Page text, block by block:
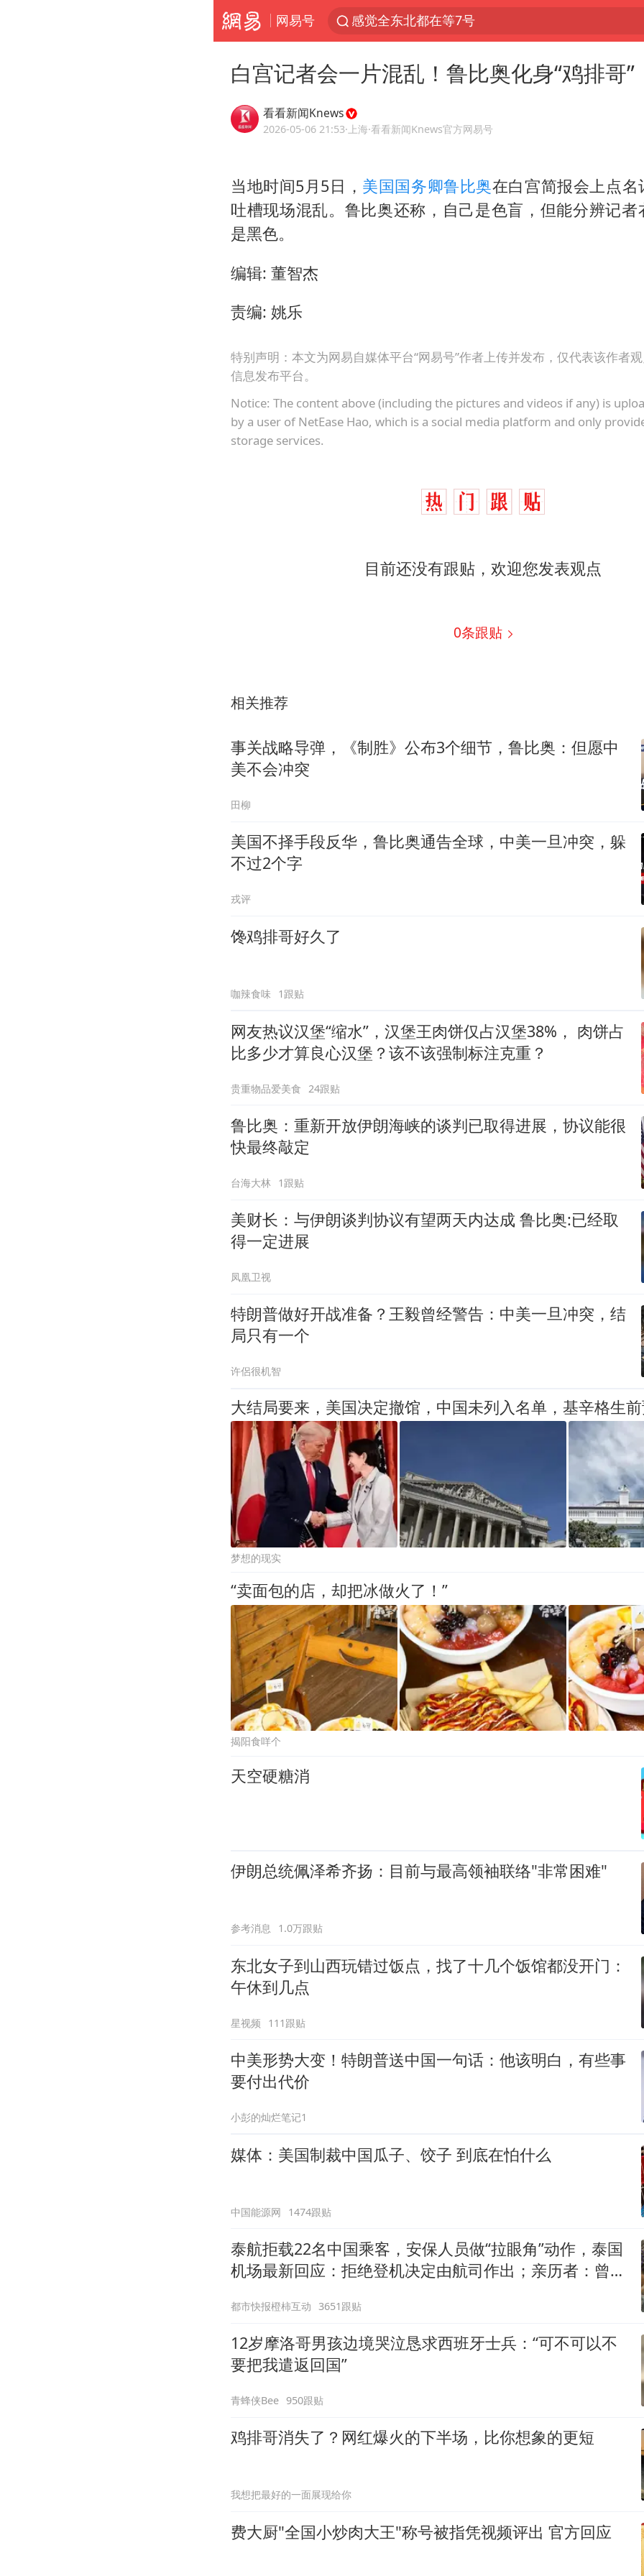
网易号
感觉全东北都在等7号
80后女柜员逆袭成4200亿银行副行长
女子利用漏洞0元薅走3000多件家电
多地要求领导干部带头休假
中央气象台发布台风黄色预警
龚宝冬烈士安葬仪式举行
浙江舟山21条水上客运航线停航
中国经济展现强大韧性和活力
白宫记者会一片混乱！鲁比奥化身“鸡排哥”
看看新闻Knews
2026-05-06 21:53·上海·看看新闻Knews官方网易号
当地时间5月5日， 美国国务卿鲁比奥在白宫简报会上点
吐槽现场混乱。鲁比奥还称，自己是色盲，但能分辨记者
是黑色。
编辑: 董智杰
责编: 姚乐
特别声明：本文为网易自媒体平台“网易号”作者上传并发布，仅代表该作者
信息发布平台。
Notice: The content above (including the pictures and videos if any) is
by a user of NetEase Hao, which is a social media platform and only
storage services.
目前还没有跟贴，欢迎您发表观点
0条跟贴
相关推荐
事关战略导弹，《制胜》公布3个细节，鲁比奥：但愿中
美不会冲突
田柳
美国不择手段反华，鲁比奥通告全球，中美一旦冲突，躲
不过2个字
戎评
馋鸡排哥好久了
咖辣食味 1跟贴
网友热议汉堡“缩水”，汉堡王肉饼仅占汉堡38%， 肉饼占
比多少才算良心汉堡？该不该强制标注克重？
贵重物品爱美食 24跟贴
鲁比奥：重新开放伊朗海峡的谈判已取得进展，协议能很
快最终敲定
台海大林 1跟贴
美财长：与伊朗谈判协议有望两天内达成 鲁比奥:已经取
得一定进展
凤凰卫视
特朗普做好开战准备？王毅曾经警告：中美一旦冲突，结
局只有一个
许侶很机智
大结局要来，美国决定撤馆，中国未列入名单，基辛格生
梦想的现实
“卖面包的店，却把冰做火了！”
揭阳食咩个
天空硬糖消
伊朗总统佩泽希齐扬：目前与最高领袖联络"非常困难"
参考消息 1.0万跟贴
东北女子到山西玩错过饭点，找了十几个饭馆都没开门：
午休到几点
星视频 111跟贴
中美形势大变！特朗普送中国一句话：他该明白，有些事
要付出代价
小彭的灿烂笔记1
媒体：美国制裁中国瓜子、饺子 到底在怕什么
中国能源网 1474跟贴
泰航拒载22名中国乘客，安保人员做“拉眼角”动作，泰国
机场最新回应：拒绝登机决定由航司作出；亲历者：曾承
都市快报橙柿互动 3651跟贴
12岁摩洛哥男孩边境哭泣恳求西班牙士兵：“可不可以不
要把我遣返回国”
青蜂侠Bee 950跟贴
鸡排哥消失了？网红爆火的下半场，比你想象的更短
我想把最好的一面展现给你
费大厨"全国小炒肉大王"称号被指凭视频评出 官方回应